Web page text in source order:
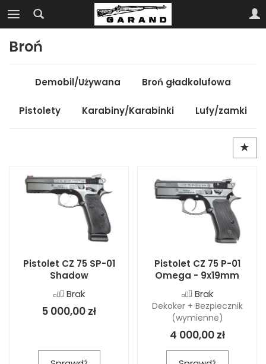
Broń
Demobil/Używana Broń gładkolufowa
Pistolety Karabiny/Karabinki Lufy/zamki
Pistolet CZ 75 SP-01
Shadow
Brak
5 000,00 zł
Pistolet CZ 75 P-01
Omega - 9x19mm
Brak
Dekoker + Bezpiecznik
(wymienne)
4 000,00 zł